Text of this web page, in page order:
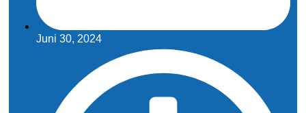
Juni 30, 2024